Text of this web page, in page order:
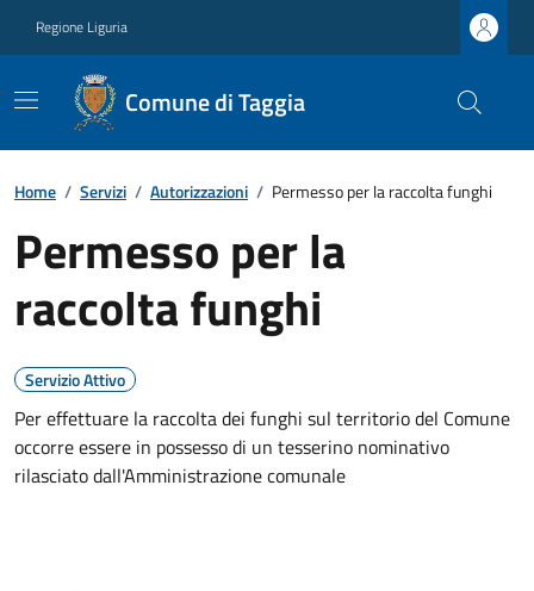
Regione Liguria
Comune di Taggia
Home / Servizi / Autorizzazioni / Permesso per la raccolta funghi
Permesso per la
raccolta funghi
Servizio Attivo
Per effettuare la raccolta dei funghi sul territorio del Comune
occorre essere in possesso di un tesserino nominativo
rilasciato dall'Amministrazione comunale